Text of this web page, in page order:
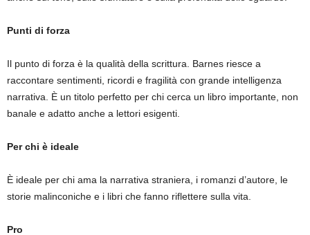
Punti di forza
Il punto di forza è la qualità della scrittura. Barnes riesce a
raccontare sentimenti, ricordi e fragilità con grande intelligenza
narrativa. È un titolo perfetto per chi cerca un libro importante, non
banale e adatto anche a lettori esigenti.
Per chi è ideale
È ideale per chi ama la narrativa straniera, i romanzi d’autore, le
storie malinconiche e i libri che fanno riflettere sulla vita.
Pro